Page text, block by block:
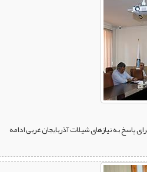
پاسخ به نیازهای شیلات آذربایجان غربی ادامه